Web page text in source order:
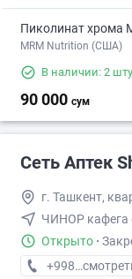
Пиколинат хрома
MRM Nutrition (США)
В наличии: 2
90 000 сум
Сеть Аптек
г. Ташкент,
ЧИНОР кафега
Открыто ·
+998 (99) XXX-